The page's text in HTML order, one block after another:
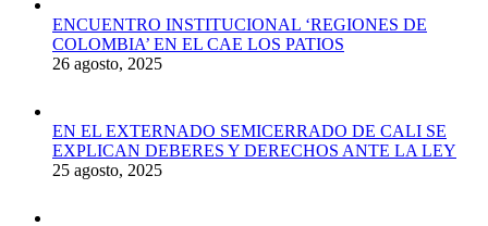
ENCUENTRO INSTITUCIONAL ‘REGIONES DE
COLOMBIA’ EN EL CAE LOS PATIOS
26 agosto, 2025
EN EL EXTERNADO SEMICERRADO DE CALI SE
EXPLICAN DEBERES Y DERECHOS ANTE LA LEY
25 agosto, 2025